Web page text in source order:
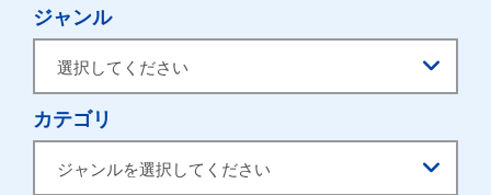
ジャンル
カテゴリ